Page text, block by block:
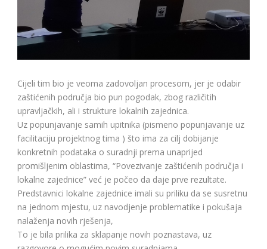
Cijeli tim bio je veoma zadovoljan procesom, jer je odabir
zaštićenih područja bio pun pogodak, zbog različitih
upravljačkih, ali i strukture lokalnih zajednica.
Uz popunjavanje samih upitnika (pismeno popunjavanje uz
facilitaciju projektnog tima ) što ima za cilj dobijanje
konkretnih podataka o suradnji prema unaprijed
promišljenim oblastima, “Povezivanje zaštićenih područja i
lokalne zajednice” već je počeo da daje prve rezultate.
Predstavnici lokalne zajednice imali su priliku da se susretnu
na jednom mjestu, uz navodjenje problematike i pokušaja
nalaženja novih rješenja,
To je bila prilika za sklapanje novih poznastava, uz